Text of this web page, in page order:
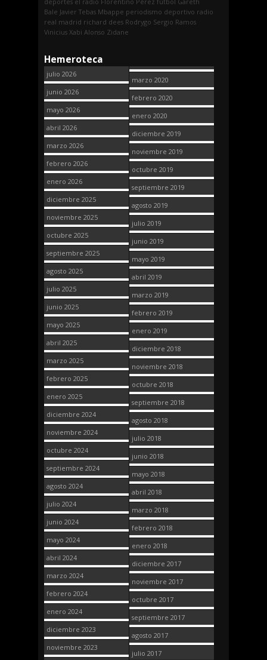
Bale Javier Tebas Mbappe periodismo deportivo radio
real madrid richard dees Rodrygo Sergio Ramos
Vinicius Xabi Alonso Zidane
Hemeroteca
julio 2026
junio 2026
mayo 2026
abril 2026
marzo 2026
febrero 2026
enero 2026
diciembre 2025
noviembre 2025
octubre 2025
septiembre 2025
agosto 2025
julio 2025
junio 2025
mayo 2025
abril 2025
marzo 2025
febrero 2025
enero 2025
diciembre 2024
noviembre 2024
octubre 2024
septiembre 2024
agosto 2024
julio 2024
junio 2024
mayo 2024
abril 2024
marzo 2024
febrero 2024
enero 2024
diciembre 2023
noviembre 2023
marzo 2020
febrero 2020
enero 2020
diciembre 2019
noviembre 2019
octubre 2019
septiembre 2019
agosto 2019
julio 2019
junio 2019
mayo 2019
abril 2019
marzo 2019
febrero 2019
enero 2019
diciembre 2018
noviembre 2018
octubre 2018
septiembre 2018
agosto 2018
julio 2018
junio 2018
mayo 2018
abril 2018
marzo 2018
febrero 2018
enero 2018
diciembre 2017
noviembre 2017
octubre 2017
septiembre 2017
agosto 2017
julio 2017